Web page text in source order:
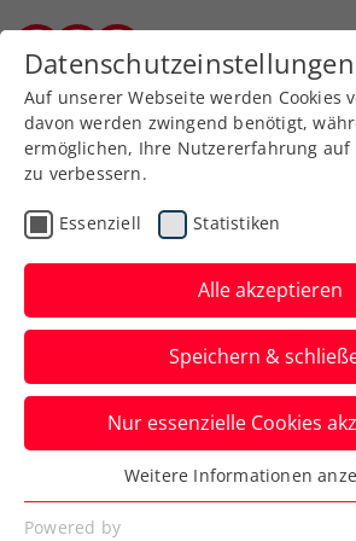
Zurück zur Newsübersicht
Turniere
US Open:
fordert in der
Qualifikation Ex-
Weltranglisten-
Der erste Gegner von
aktueller Nummer zwei in
lautet Filip Krajinovic.
Datenschutzeinstellungen
Auf unserer Webseite werden Cookies
davon werden zwingend benötigt,
ermöglichen, Ihre Nutzererfahrung auf
zu verbessern.
Essenziell Statistiken
Alle akzeptieren
Speichern &
Nur essenzielle Cookies
Essenziell
Essenzielle Cookies werden für
Weitere Informationen
Powered by